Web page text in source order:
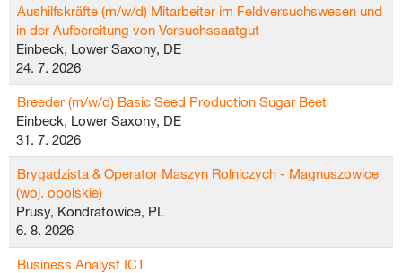
Aushilfskräfte (m/w/d) Mitarbeiter im Feldversuchswesen und
in der Aufbereitung von Versuchssaatgut
Einbeck, Lower Saxony, DE
24. 7. 2026
Breeder (m/w/d) Basic Seed Production Sugar Beet
Einbeck, Lower Saxony, DE
31. 7. 2026
Brygadzista & Operator Maszyn Rolniczych - Magnuszowice
(woj. opolskie)
Prusy, Kondratowice, PL
6. 8. 2026
Business Analyst ICT